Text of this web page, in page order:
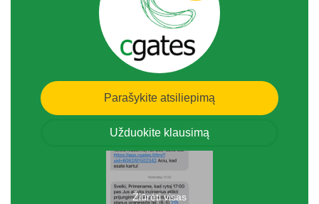
Parašykite atsiliepimą
Užduokite klausimą
Žiūrėti visas